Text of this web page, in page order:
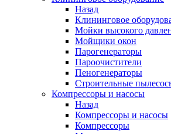
Назад
Клининговое
Мойки высокого
Мойщики окон
Парогенераторы
Пароочистители
Пеногенераторы
Строительные
Компрессоры и насосы
Назад
Компрессоры и насосы
Компрессоры